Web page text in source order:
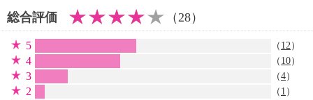
総合評価 （28）
5 （ 12）
4 （ 10）
3 （4）
2 （ 1 ）